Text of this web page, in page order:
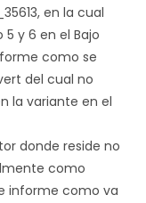
en la cual
y 6 en el Bajo
como se
del cual no
la variante en el
donde reside no
como
informe como va